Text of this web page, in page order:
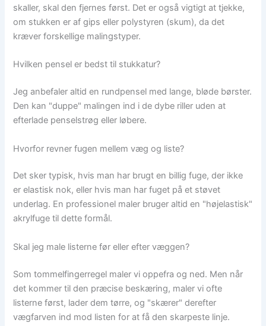
skaller, skal den fjernes først. Det er også vigtigt at tjekke,
om stukken er af gips eller polystyren (skum), da det
kræver forskellige malingstyper.
Hvilken pensel er bedst til stukkatur?
Jeg anbefaler altid en rundpensel med lange, bløde børster.
Den kan "duppe" malingen ind i de dybe riller uden at
efterlade penselstrøg eller løbere.
Hvorfor revner fugen mellem væg og liste?
Det sker typisk, hvis man har brugt en billig fuge, der ikke
er elastisk nok, eller hvis man har fuget på et støvet
underlag. En professionel maler bruger altid en "højelastisk"
akrylfuge til dette formål.
Skal jeg male listerne før eller efter væggen?
Som tommelfingerregel maler vi oppefra og ned. Men når
det kommer til den præcise beskæring, maler vi ofte
listerne først, lader dem tørre, og "skærer" derefter
vægfarven ind mod listen for at få den skarpeste linje.